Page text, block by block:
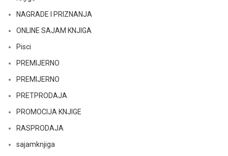
NAGRADE I PRIZNANJA
ONLINE SAJAM KNJIGA
Pisci
PREMIJERNO
PREMIJERNO
PRETPRODAJA
PROMOCIJA KNJIGE
RASPRODAJA
sajamknjiga